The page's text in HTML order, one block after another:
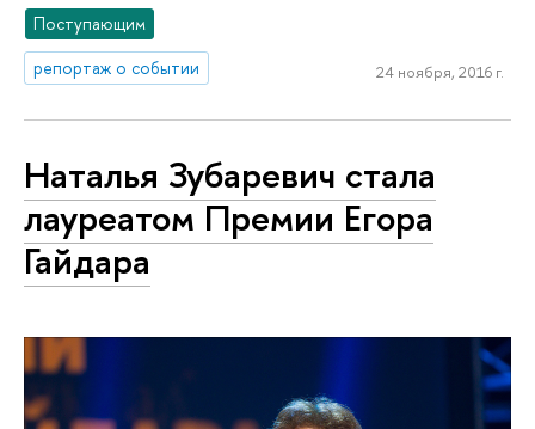
Поступающим
репортаж о событии
24 ноября, 2016 г.
Наталья Зубаревич стала
лауреатом Премии Егора
Гайдара